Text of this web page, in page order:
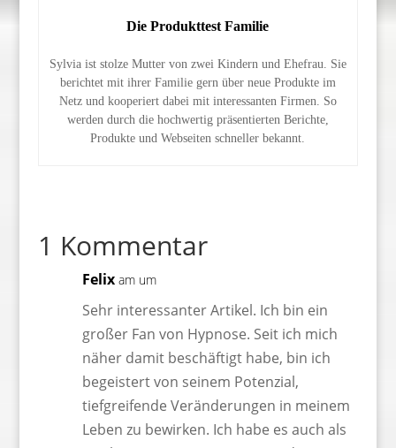
Die Produkttest Familie
Sylvia ist stolze Mutter von zwei Kindern und Ehefrau. Sie
berichtet mit ihrer Familie gern über neue Produkte im
Netz und kooperiert dabei mit interessanten Firmen. So
werden durch die hochwertig präsentierten Berichte,
Produkte und Webseiten schneller bekannt.
1 Kommentar
Felix am um
Sehr interessanter Artikel. Ich bin ein
großer Fan von Hypnose. Seit ich mich
näher damit beschäftigt habe, bin ich
begeistert von seinem Potenzial,
tiefgreifende Veränderungen in meinem
Leben zu bewirken. Ich habe es auch als